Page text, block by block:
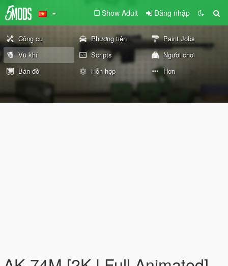
Show Adult Đăng nhập
Công cụ Phương tiện
Paint Jobs
Vũ khí
Scripts
Người chơi
Bản đồ
Hỗn hợp Hơn